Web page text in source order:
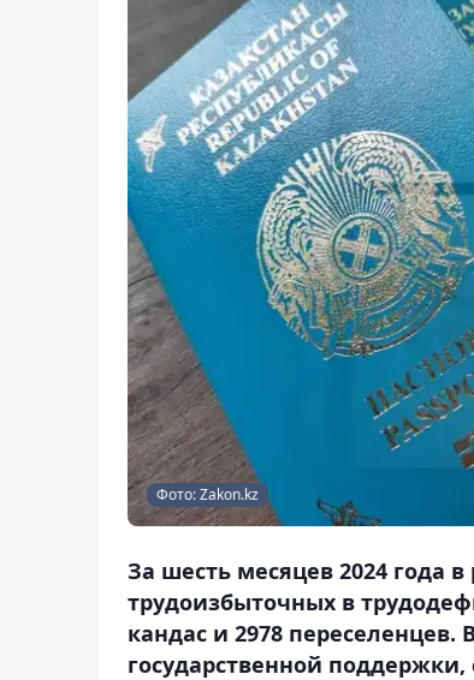
Фото: Zakon.kz
За шесть месяцев 2024 года
трудоизбыточных в
кандас и 2978
государственной